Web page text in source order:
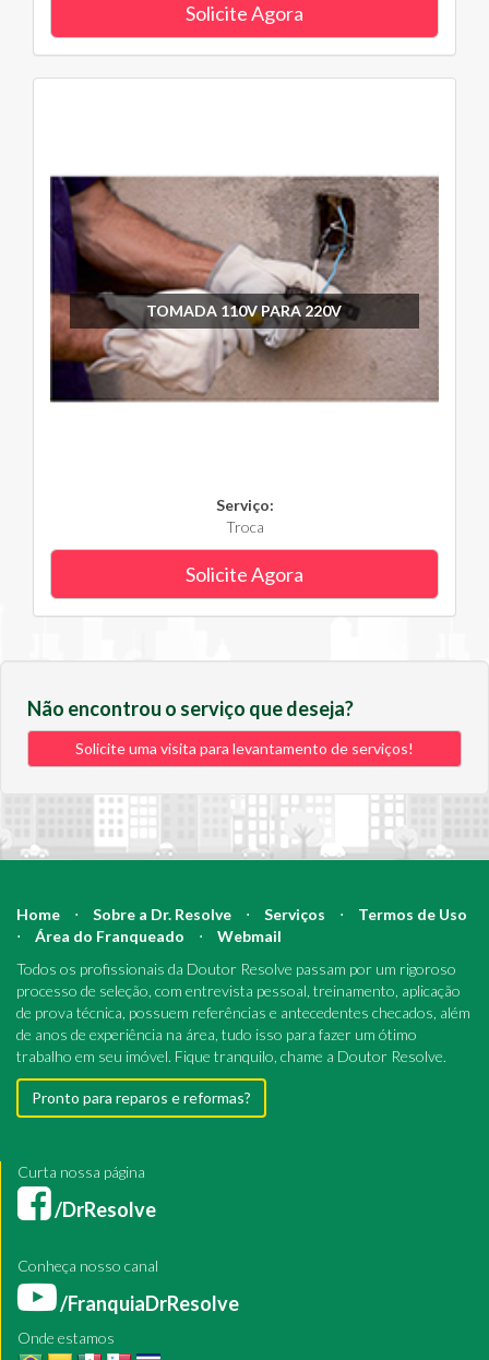
Solicite Agora
TOMADA 110V PARA 220V
Serviço:
Troca
Solicite Agora
Não encontrou o serviço que deseja?
Solicite uma visita para levantamento de serviços!
Home ⋅ Sobre a Dr. Resolve ⋅ Serviços ⋅
Termos de Uso
⋅
Área do Franqueado ⋅
Webmail
Todos os profissionais da Doutor Resolve passam por um rigoroso
processo de seleção, com entrevista pessoal, treinamento, aplicação
de prova técnica, possuem referências e antecedentes checados, além
de anos de experiência na área, tudo isso para fazer um ótimo
trabalho em seu imóvel. Fique tranquilo, chame a Doutor Resolve.
Pronto para reparos e reformas?
Curta nossa página
/DrResolve
Conheça nosso canal
/FranquiaDrResolve
Onde estamos